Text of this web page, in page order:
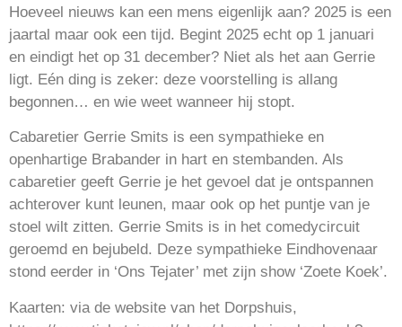
Hoeveel nieuws kan een mens eigenlijk aan? 2025 is een
jaartal maar ook een tijd. Begint 2025 echt op 1 januari
en eindigt het op 31 december? Niet als het aan Gerrie
ligt. Eén ding is zeker: deze voorstelling is allang
begonnen… en wie weet wanneer hij stopt.
Cabaretier Gerrie Smits is een sympathieke en
openhartige Brabander in hart en stembanden. Als
cabaretier geeft Gerrie je het gevoel dat je ontspannen
achterover kunt leunen, maar ook op het puntje van je
stoel wilt zitten. Gerrie Smits is in het comedycircuit
geroemd en bejubeld. Deze sympathieke Eindhovenaar
stond eerder in ‘Ons Tejater’ met zijn show ‘Zoete Koek’.
Kaarten: via de website van het Dorpshuis,